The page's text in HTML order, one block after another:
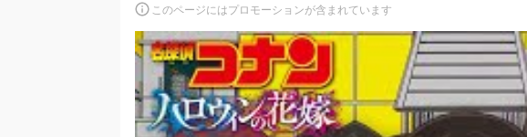
このページにはプロモーションが含まれています